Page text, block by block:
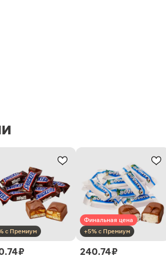
с Премиум
₽
Финальная цена
+5% с Премиум
240.74 ₽